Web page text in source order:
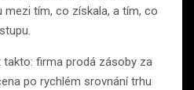
mezi tím, co získala, a tím, co
firma prodá zásoby za
po rychlém srovnání trhu